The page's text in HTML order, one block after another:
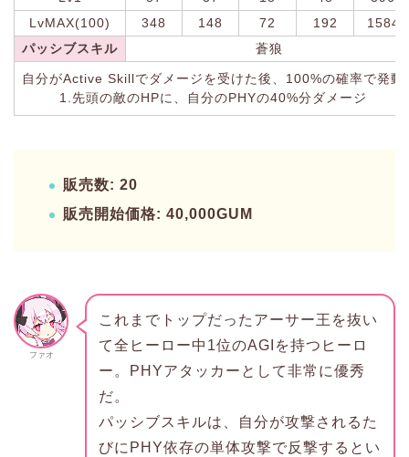
LvMAX(100)
348 148 72 192
1584
パッシブスキル
蒼狼
自分がActive Skillでダメージを受けた後、100%の確率で発動
1.先頭の敵のHPに、自分のPHYの40%分ダメージ
販売数: 20
販売開始価格: 40,000GUM
ファオ
これまでトップだったアーサー王を抜い
て全ヒーロー中1位のAGIを持つヒーロ
ー。PHYアタッカーとして非常に優秀
だ。
パッシブスキルは、自分が攻撃されるた
びにPHY依存の単体攻撃で反撃するとい